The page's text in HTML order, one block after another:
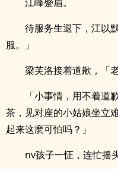
待服务生退下，江以
服。」
梁芙洛接着道歉，「
「小事情，用不着道
茶，见对座的小姑娘坐立
起来这麽可怕吗？」
nv孩子一怔，连忙摇